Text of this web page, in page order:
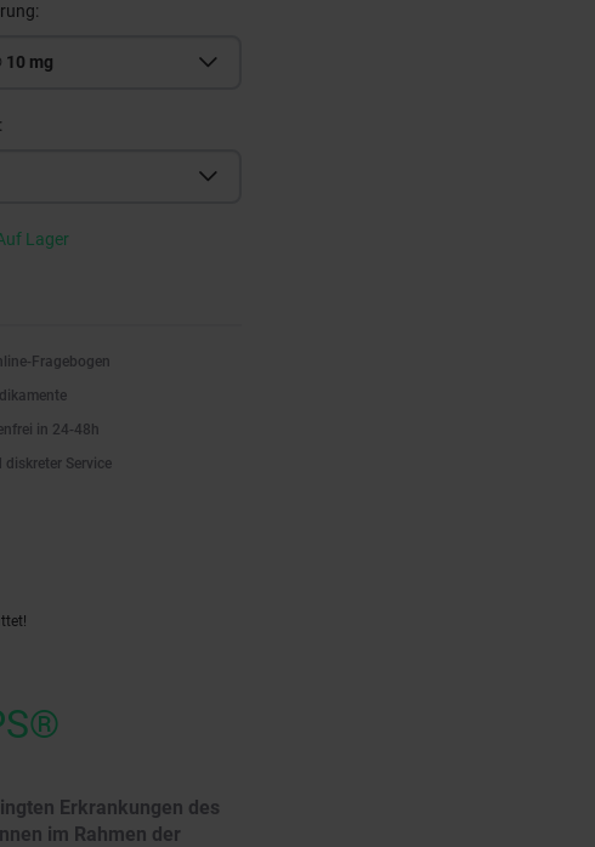
10 mg
Lager
Fragebogen
in 24-48h
diskreter Service
Erkrankungen des
im Rahmen der